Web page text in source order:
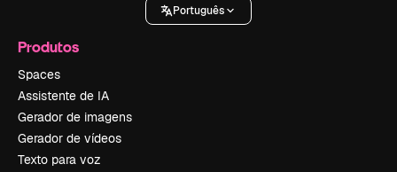
Português
Produtos
Spaces
Assistente de IA
Gerador de imagens
Gerador de vídeos
Texto para voz